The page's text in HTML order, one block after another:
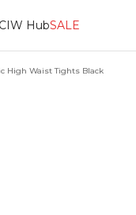
HubSALE
High Waist Tights Black